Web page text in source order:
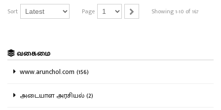
Sort Page Showing 1-10 of 167
வகைமை
www.arunchol.com (156)
அடையாள அரசியல் (2)